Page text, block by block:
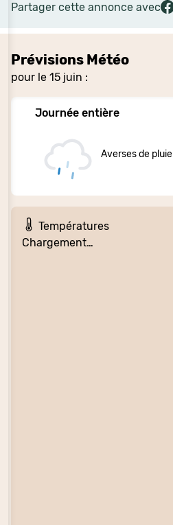
Prévisions Météo
pour le 15 juin :
Journée entière
Averses de pluie
Températures
Chargement…
Partager cette annonce avec